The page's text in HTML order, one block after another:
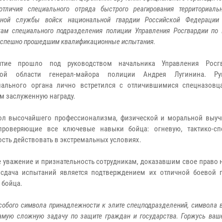
специального отряда быстрого реагирования
службы войск национальной гвардии Российской
специального подразделения полиции Управления Росгвардии по
прошедшим квалификационные испытания.
прошло под руководством начальника Управления
области генерал-майора полиции Андрея Лугинина.
органа лично встретился с отличившимися
заслуженную награду.
высочайшего профессионализма, физической и моральной
все ключевые навыки бойца: огневую, тактико-
действовать в экстремальных условиях.
и признательность сотрудникам, доказавшим свое право
испытаний является подтверждением их отличной боевой
символа принадлежности к элите спецподразделений, символа
сложную задачу по защите граждан и государства. Горжусь